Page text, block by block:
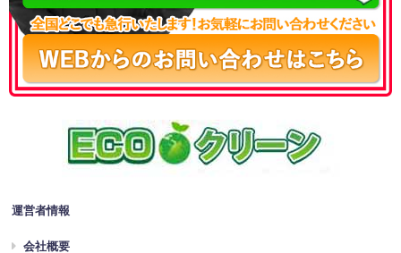
運営者情報
会社概要